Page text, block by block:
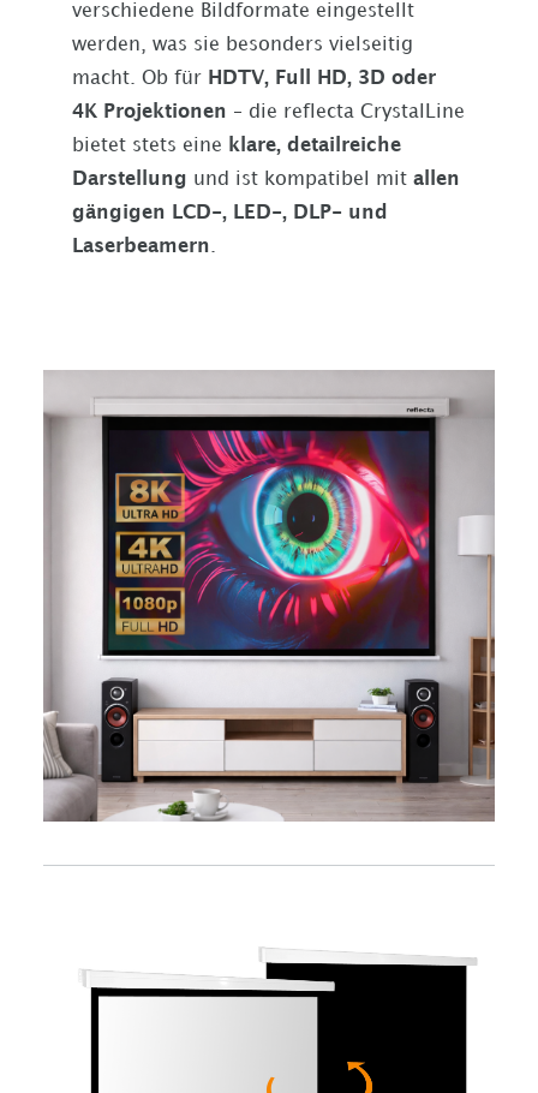
verschiedene Bildformate eingestellt
werden, was sie besonders vielseitig
macht. Ob für HDTV, Full HD, 3D oder
4K Projektionen – die reflecta CrystalLine
bietet stets eine
klare, detailreiche
Darstellung und ist kompatibel mit allen
gängigen LCD-, LED-, DLP- und
Laserbeamern